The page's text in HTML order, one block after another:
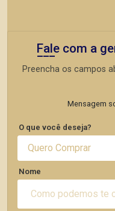
Fale com a
Preencha os campos
Mensagem
O que você deseja?
Quero Comprar
Nome